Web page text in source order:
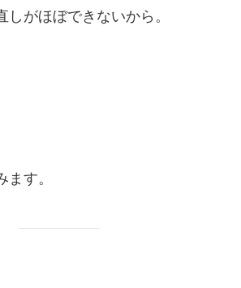
しがほぼできないから。
す。